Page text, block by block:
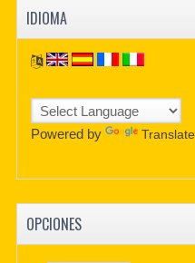
IDIOMA
Powered by Translate
OPCIONES